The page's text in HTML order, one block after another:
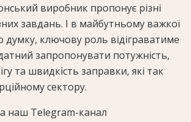
виробник пропонує різні
завдань. І в майбутньому важкої
думку, ключову роль відіграватиме
запропонувати потужність,
та швидкість заправки, які так
сектору.
наш Telegram-канал